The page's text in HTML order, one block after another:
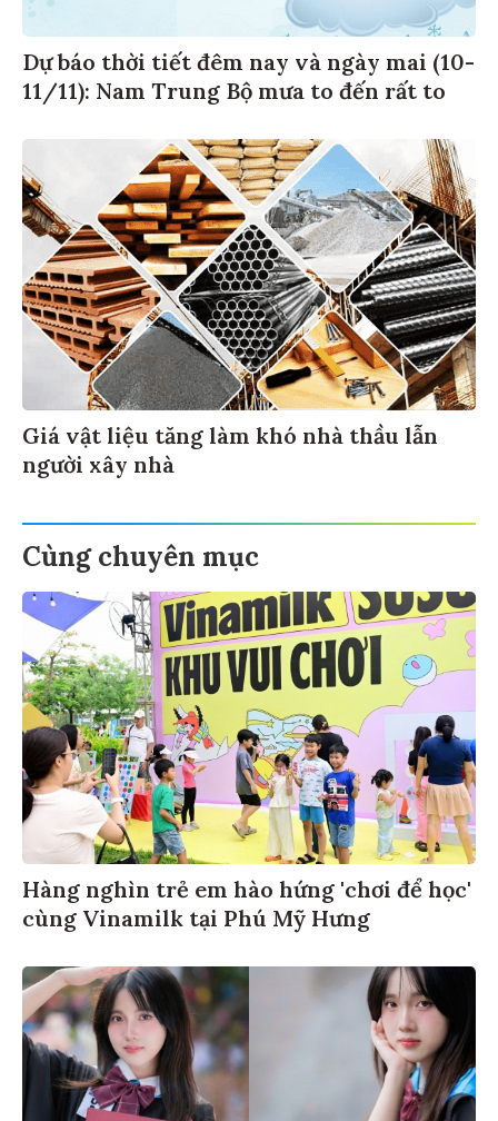
Dự báo thời tiết đêm nay và ngày mai (10-
11/11): Nam Trung Bộ mưa to đến rất to
Giá vật liệu tăng làm khó nhà thầu lẫn
người xây nhà
Cùng chuyên mục
Hàng nghìn trẻ em hào hứng 'chơi để học'
cùng Vinamilk tại Phú Mỹ Hưng